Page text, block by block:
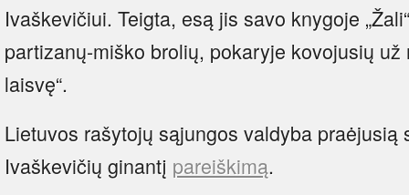
Ivaškevičiui. Teigta, esą jis savo knygoje
partizanų-miško brolių, pokaryje kovojusių
laisvę“.
Lietuvos rašytojų sąjungos valdyba praėjusią
Ivaškevičių ginantį pareiškimą.